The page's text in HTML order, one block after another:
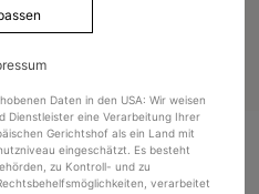
Daten in den USA: Wir weisen
Dienstleister eine Verarbeitung Ihrer
Gerichtshof als ein Land mit
eingeschätzt. Es besteht
zu Kontroll- und zu
verarbeitet